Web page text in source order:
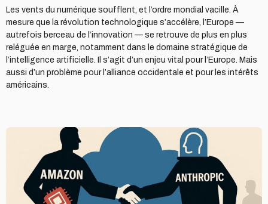
Les vents du numérique soufflent, et l’ordre mondial vacille. À
mesure que la révolution technologique s’accélère, l’Europe —
autrefois berceau de l’innovation — se retrouve de plus en plus
reléguée en marge, notamment dans le domaine stratégique de
l’intelligence artificielle. Il s’agit d’un enjeu vital pour l’Europe. Mais
aussi d’un problème pour l’alliance occidentale et pour les intérêts
américains.
désirs